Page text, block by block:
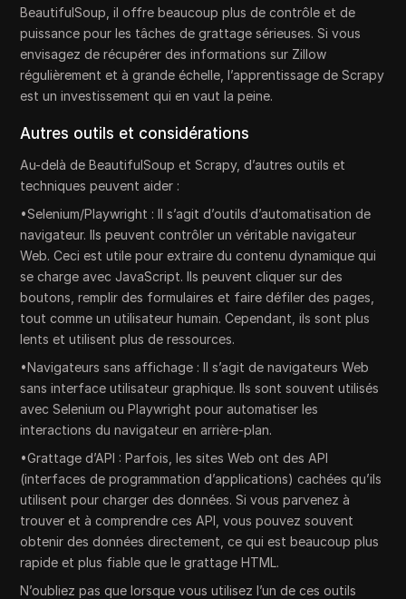
BeautifulSoup, il offre beaucoup plus de contrôle et de
puissance pour les tâches de grattage sérieuses. Si vous
envisagez de récupérer des informations sur Zillow
régulièrement et à grande échelle, l’apprentissage de Scrapy
est un investissement qui en vaut la peine.
Autres outils et considérations
Au-delà de BeautifulSoup et Scrapy, d’autres outils et
techniques peuvent aider :
•Selenium/Playwright : Il s’agit d’outils d’automatisation de
navigateur. Ils peuvent contrôler un véritable navigateur
Web. Ceci est utile pour extraire du contenu dynamique qui
se charge avec JavaScript. Ils peuvent cliquer sur des
boutons, remplir des formulaires et faire défiler des pages,
tout comme un utilisateur humain. Cependant, ils sont plus
lents et utilisent plus de ressources.
•Navigateurs sans affichage : Il s’agit de navigateurs Web
sans interface utilisateur graphique. Ils sont souvent utilisés
avec Selenium ou Playwright pour automatiser les
interactions du navigateur en arrière-plan.
•Grattage d’API : Parfois, les sites Web ont des API
(interfaces de programmation d’applications) cachées qu’ils
utilisent pour charger des données. Si vous parvenez à
trouver et à comprendre ces API, vous pouvez souvent
obtenir des données directement, ce qui est beaucoup plus
rapide et plus fiable que le grattage HTML.
N’oubliez pas que lorsque vous utilisez l’un de ces outils